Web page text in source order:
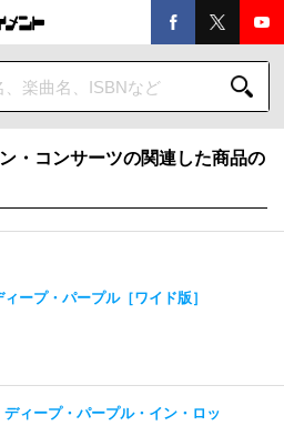
・コンサーツの関連した商品の
ープ・パープル［ワイド版］
ィープ・パープル・イン・ロッ